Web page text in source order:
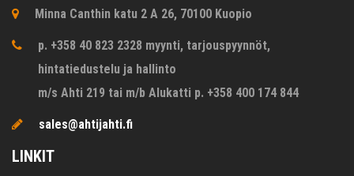
Minna Canthin katu 2 A 26, 70100 Kuopio
p. +358 40 823 2328 myynti, tarjouspyynnöt,
hintatiedustelu ja hallinto
m/s Ahti 219 tai m/b Alukatti p. +358 400 174 844
sales@ahtijahti.fi
LINKIT